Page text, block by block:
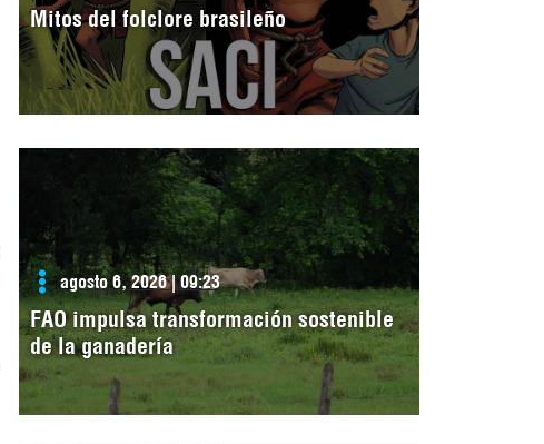
Mitos del folclore brasileño
agosto 6, 2026 | 09:23
FAO impulsa transformación sostenible
de la ganadería